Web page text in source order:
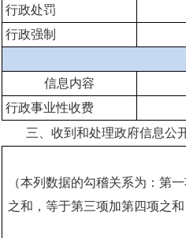
行政处罚
行政强制
信息内容
行政事业性收费
三、收到和处理政府信息公
（本列数据的勾稽关系为：第
之和，等于第三项加第四项之和